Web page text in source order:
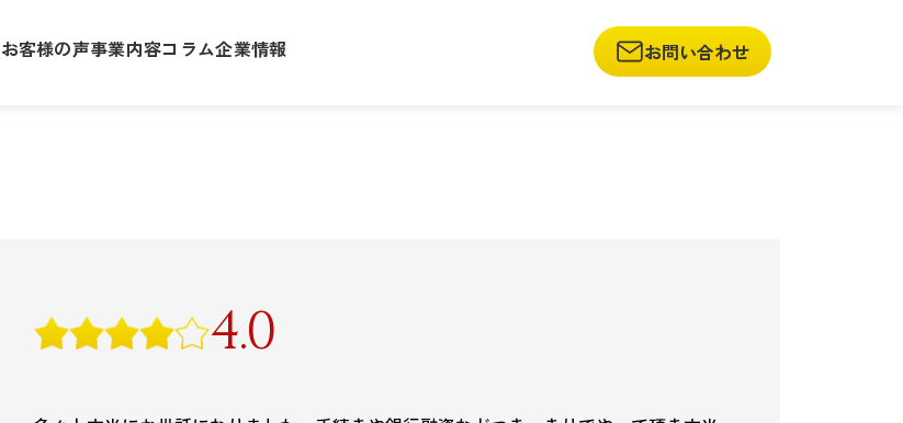
お客様の声事業内容コラム企業情報 お問い合わせ
4.0